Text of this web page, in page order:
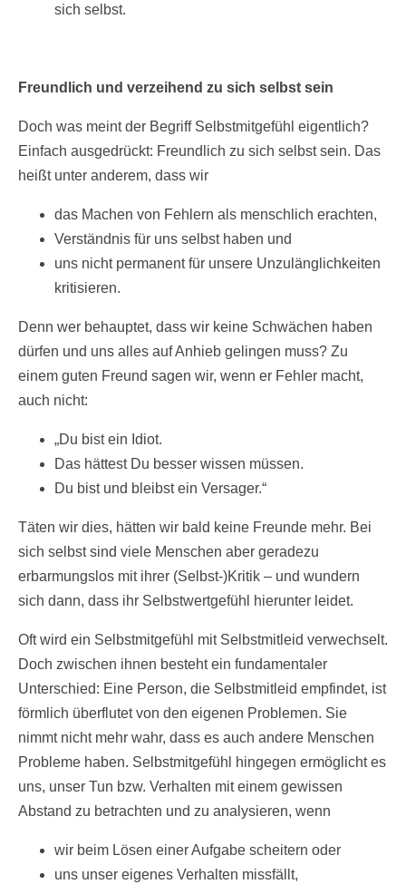
sich selbst.
Freundlich und verzeihend zu sich selbst sein
Doch was meint der Begriff Selbstmitgefühl eigentlich?
Einfach ausgedrückt: Freundlich zu sich selbst sein. Das
heißt unter anderem, dass wir
das Machen von Fehlern als menschlich erachten,
Verständnis für uns selbst haben und
uns nicht permanent für unsere Unzulänglichkeiten
kritisieren.
Denn wer behauptet, dass wir keine Schwächen haben
dürfen und uns alles auf Anhieb gelingen muss? Zu
einem guten Freund sagen wir, wenn er Fehler macht,
auch nicht:
„Du bist ein Idiot.
Das hättest Du besser wissen müssen.
Du bist und bleibst ein Versager.“
Täten wir dies, hätten wir bald keine Freunde mehr. Bei
sich selbst sind viele Menschen aber geradezu
erbarmungslos mit ihrer (Selbst-)Kritik – und wundern
sich dann, dass ihr Selbstwertgefühl hierunter leidet.
Oft wird ein Selbstmitgefühl mit Selbstmitleid verwechselt.
Doch zwischen ihnen besteht ein fundamentaler
Unterschied: Eine Person, die Selbstmitleid empfindet, ist
förmlich überflutet von den eigenen Problemen. Sie
nimmt nicht mehr wahr, dass es auch andere Menschen
Probleme haben. Selbstmitgefühl hingegen ermöglicht es
uns, unser Tun bzw. Verhalten mit einem gewissen
Abstand zu betrachten und zu analysieren, wenn
wir beim Lösen einer Aufgabe scheitern oder
uns unser eigenes Verhalten missfällt,